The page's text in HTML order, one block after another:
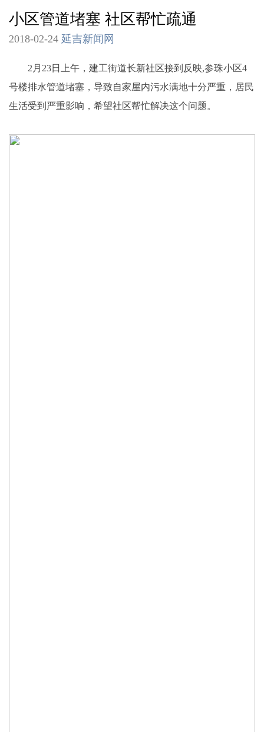
小区管道堵塞 社区帮忙疏通
2018-02-24 延吉新闻网
2月23日上午，建工街道长新社区接到反映,参珠小区4
号楼排水管道堵塞，导致自家屋内污水满地十分严重，居民
生活受到严重影响，希望社区帮忙解决这个问题。